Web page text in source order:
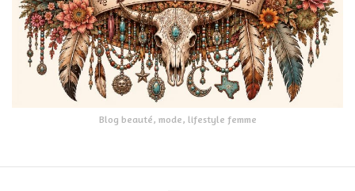
Blog beauté, mode, lifestyle femme